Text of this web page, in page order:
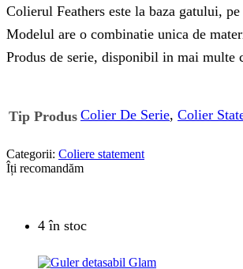
Colierul Feathers este la baza gatului,
Modelul are o combinatie unica de
Produs de serie, disponibil in mai
Tip Produs Colier De Serie, Colier
Categorii: Coliere statement
Îți recomandăm
4 în stoc